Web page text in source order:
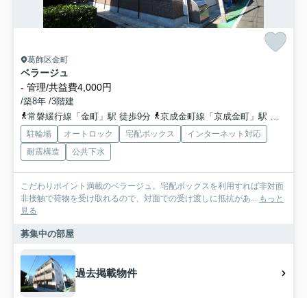
葛飾区金町
ベラージュ
- 管理/共益費4,000円
/築8年 /3階建
常磐緩行線「金町」駅 徒歩9分
京成金町線「京成金町」駅 徒歩9分
駐輪場 オートロック 宅配ボックス
インターネット対応
耐震構造
公共下水
こだわりポイント満載のベラージュ。宅配ボックスを利用すれば非対面
非接触で荷物を受け取れるので、対面での受け渡しに抵抗があ... もっと
見る
募集中の部屋
過去掲載物件